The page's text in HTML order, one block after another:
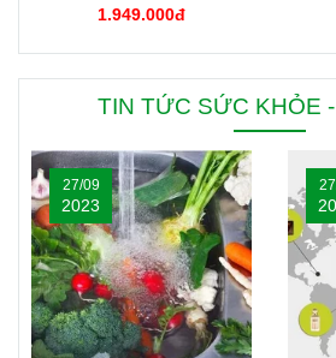
1000g Mỹ
1.949.000đ
TIN TỨC SỨC KHỎE
27/09
2023